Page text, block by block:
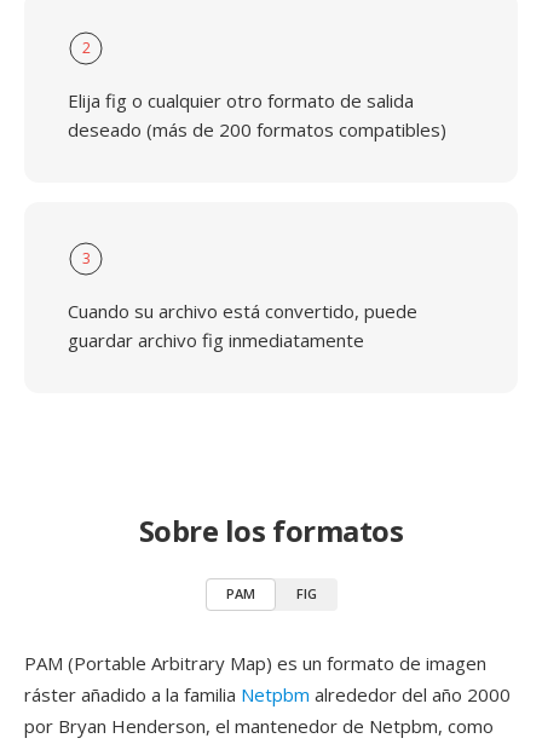
2
Elija fig o cualquier otro formato de salida
deseado (más de 200 formatos compatibles)
3
Cuando su archivo está convertido, puede
guardar archivo fig inmediatamente
Sobre los formatos
PAM FIG
PAM (Portable Arbitrary Map) es un formato de imagen
ráster añadido a la familia Netpbm alrededor del año 2000
por Bryan Henderson, el mantenedor de Netpbm, como